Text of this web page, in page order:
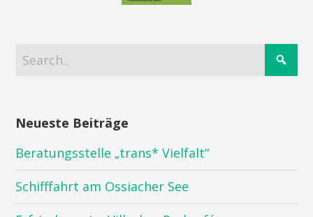
Neueste Beiträge
Beratungsstelle „trans* Vielfalt“
Schifffahrt am Ossiacher See